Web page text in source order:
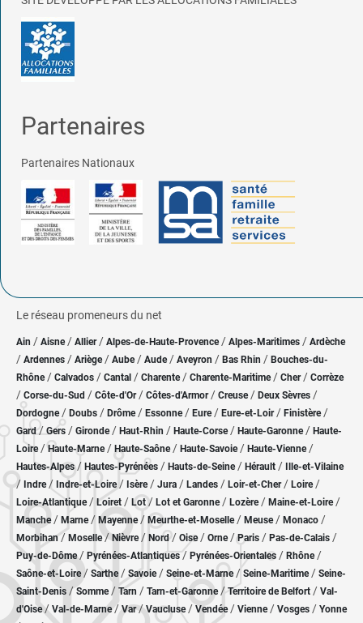
Partenaires
Partenaires Nationaux
Le réseau promeneurs du net
Ain / Aisne/ Allier/ Alpes-de-Haute-Provence / Alpes-Maritimes / Ardèche
/ Ardennes / Ariège/ Aube/ Aude / Aveyron / Bas Rhin / Bouches-du-
Rhône/ Calvados / Cantal / Charente / Charente-Maritime/ Cher / Corrèze
/ Corse-du-Sud / Côte-d'Or / Côtes-d'Armor/ Creuse/ Deux Sèvres /
Dordogne/ Doubs / Drôme/ Essonne / Eure/ Eure-et-Loir / Finistère/
Gard/Gers / Gironde/ Haut-Rhin / Haute-Corse/ Haute-Garonne/ Haute-
Loire/Haute-Marne/ Haute-Saône/ Haute-Savoie/ Haute-Vienne/
Hautes-Alpes/ Hautes-Pyrénées / Hauts-de-Seine/ Hérault / Ille-et-Vilaine
/ Indre/ Indre-et-Loire/ Isère/ Jura / Landes / Loir-et-Cher/ Loire/
Loire-Atlantique/ Loiret / Lot/ Lot et Garonne/ Lozère / Maine-et-Loire/
Manche/ Marne/ Mayenne/ Meurthe-et-Moselle/ Meuse/ Monaco /
Morbihan/ Moselle/ Nièvre / Nord/ Oise / Orne/Paris / Pas-de-Calais /
Puy-de-Dôme/ Pyrénées-Atlantiques / Pyrénées-Orientales / Rhône/
Saône-et-Loire/ Sarthe/ Savoie/ Seine-et-Marne/ Seine-Maritime/ Seine-
Saint-Denis /Somme/ Tarn / Tarn-et-Garonne/Territoire de Belfort / Val-
d'Oise/ Val-de-Marne/Var/Vaucluse/ Vendée/ Vienne/ Vosges / Yonne